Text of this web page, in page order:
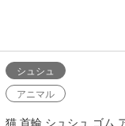
シュシュ
アニマル